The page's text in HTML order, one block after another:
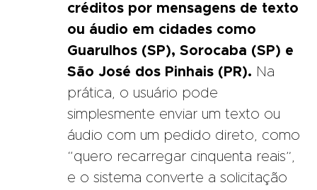
créditos por mensagens de texto
ou áudio em cidades como
Guarulhos (SP), Sorocaba (SP) e
São José dos Pinhais (PR). Na
prática, o usuário pode
simplesmente enviar um texto ou
áudio com um pedido direto, como
“quero recarregar cinquenta reais”,
e o sistema converte a solicitação